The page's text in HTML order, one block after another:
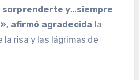
sorprenderte y…siempre
afirmó agradecida la
risa y las lágrimas de